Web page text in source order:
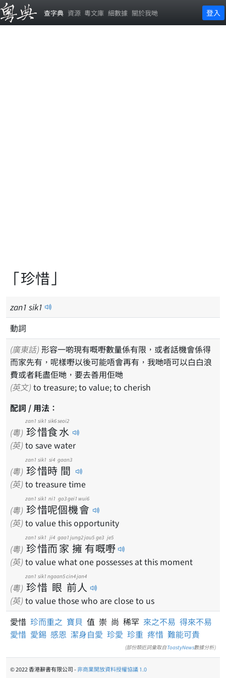
查字典 資源 粵文庫 細數據 關於我哋 登入
「珍惜」
zan1 sik1
動詞
(廣東話)
而家先有，呢樣嘢以後可能唔會再有，我哋唔可以白白浪
費或者耗盡佢哋，要去善用佢哋
(英文) to treasure; to value; to cherish
配詞 / 用法：
(粵) 珍
zan1
惜
sik1
食
sik6
水
seoi2
(英) to save water
(粵) 珍
zan1
惜
sik1
時
si4
間
gaan3
(英) to treasure time
(粵) 珍
zan1
惜
sik1
呢
ni1
個
go3
機
gei1
會
wui6
(英) to value this opportunity
(粵) 珍
zan1
惜
sik1
而
ji4
家
gaa1
擁
jung2
有
jau5
嘅
ge3
嘢
je5
(英) to value what one possesses at this moment
(粵) 珍
zan1
惜
sik1
眼
ngaan5
前
cin4
人
jan4
(英) to value those who are close to us
愛惜 珍而重之 寶貝 值 崇 尚 稀罕 來之不易 得來不易
愛惜 愛錫 感恩 潔身自愛 珍愛 珍重 疼惜 難能可貴
(部份類近詞彙取自ToastyNews數據分析)
© 2022 香港辭書有限公司 -非商業開放資料授權協議 1.0